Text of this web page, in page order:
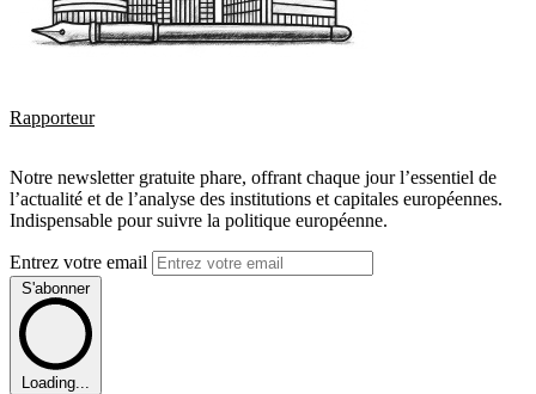
Rapporteur
Notre newsletter gratuite phare, offrant chaque jour l’essentiel de
l’actualité et de l’analyse des institutions et capitales européennes.
Indispensable pour suivre la politique européenne.
Entrez votre email
S'abonner
Loading...